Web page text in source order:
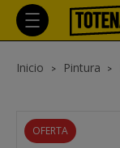
Inicio Pintura
OFERTA